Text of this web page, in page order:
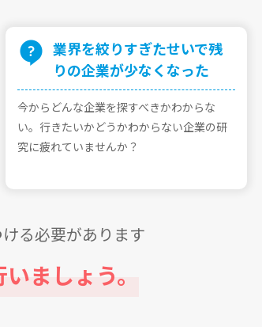
業界を絞りすぎたせいで残
りの企業が少なくなった
今からどんな企業を探すべきかわからな
い。⾏きたいかどうかわからない企業の研
究に疲れていませんか？
る必要があります
ましょう。